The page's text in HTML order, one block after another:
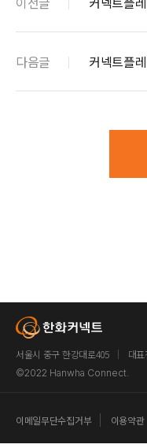
커넥트플
다음글
서울시 중구 한강대로405 대
©2022 Hanwha Connect.
이메일무단수집거부 이용약관